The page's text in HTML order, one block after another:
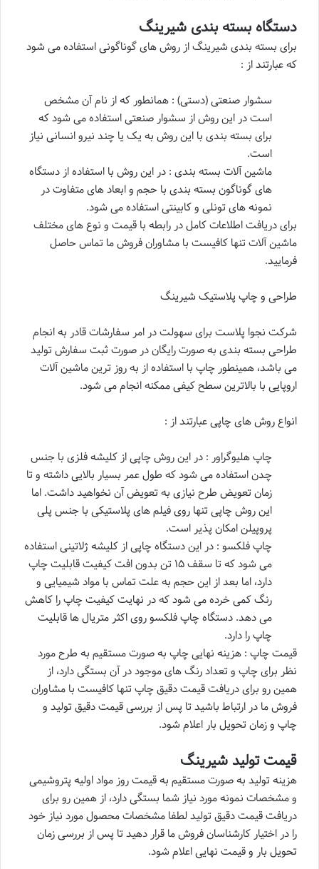
دستگاه بسته بندی شیرینگ
برای بسته بندی شیرینگ از روش های گوناگونی استفاده می شود
که عبارتند از :
سشوار صنعتی (دستی) : همانطور که از نام آن مشخص
است در این روش از سشوار صنعتی استفاده می شود که
برای بسته بندی با این روش به یک یا چند نیرو انسانی نیاز
است.
ماشین آلات بسته بندی : در این روش با استفاده از دستگاه
های گوناگون بسته بندی با حجم و ابعاد های متفاوت در
نمونه های تونلی و کابینتی استفاده می شود.
برای دریافت اطلاعات کامل در رابطه با قیمت و نوع های مختلف
ماشین آلات تنها کافیست با مشاوران فروش ما تماس حاصل
فرمایید.
طراحی و چاپ پلاستیک شیرینگ
شرکت نجوا پلاست برای سهولت در امر سفارشات قادر به انجام
طراحی بسته بندی به صورت رایگان در صورت ثبت سفارش تولید
می باشد، همینطور چاپ با استفاده از به روز ترین ماشین آلات
اروپایی با بالاترین سطح کیفی ممکنه انجام می شود.
انواع روش های چاپی عبارتند از :
چاپ هلیوگراور : در این روش چاپی از کلیشه فلزی با جنس
چدن استفاده می شود که طول عمر بسیار بالایی داشته و تا
زمان تعویض طرح نیازی به تعویض آن نخواهید داشت. اما
این روش چاپی تنها روی فیلم های پلاستیکی با جنس پلی
پروپیلن امکان پذیر است.
چاپ فلکسو : در این دستگاه چاپی از کلیشه ژلاتینی استفاده
می شود که تا سقف ۱۵ تن بدون افت کیفیت قابلیت چاپ
دارد، اما بعد از این حجم به علت تماس با مواد شیمیایی و
رنگ کمی خرده می شود که در نهایت کیفیت چاپ را کاهش
می دهد. دستگاه چاپ فلکسو روی اکثر متریال ها قابلیت
چاپ را دارد.
قیمت چاپ : هزینه نهایی چاپ به صورت مستقیم به طرح مورد
نظر برای چاپ و تعداد رنگ های موجود در آن بستگی دارد، از
همین رو برای دریافت قیمت دقیق چاپ تنها کافیست با مشاوران
فروش ما در ارتباط باشید تا پس از بررسی قیمت دقیق تولید و
چاپ و زمان تحویل بار اعلام شود.
قیمت تولید شیرینگ
هزینه تولید به صورت مستقیم به قیمت روز مواد اولیه پتروشیمی
و مشخصات نمونه مورد نیاز شما بستگی دارد، از همین رو برای
دریافت قیمت دقیق تولید لطفا مشخصات محصول مورد نیاز خود
را در اختیار کارشناسان فروش ما قرار دهید تا پس از بررسی زمان
تحویل بار و قیمت نهایی اعلام شود.